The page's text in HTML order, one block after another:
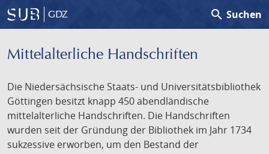
GDZ search Suchen
Mittelalterliche Handschriften
Die Niedersächsische Staats- und Universitätsbibliothek
Göttingen besitzt knapp 450 abendländische
mittelalterliche Handschriften. Die Handschriften
wurden seit der Gründung der Bibliothek im Jahr 1734
sukzessive erworben, um den Bestand der